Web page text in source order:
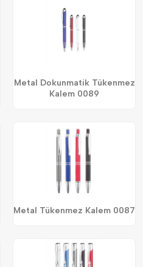
Metal Dokunmatik Tükenmez
Kalem 0089
Metal Tükenmez Kalem 0087